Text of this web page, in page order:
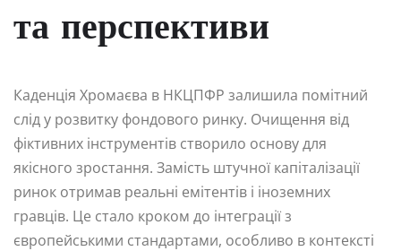
та перспективи
Каденція Хромаєва в НКЦПФР залишила помітний
слід у розвитку фондового ринку. Очищення від
фіктивних інструментів створило основу для
якісного зростання. Замість штучної капіталізації
ринок отримав реальні емітентів і іноземних
гравців. Це стало кроком до інтеграції з
європейськими стандартами, особливо в контексті